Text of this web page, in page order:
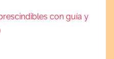
con guía y